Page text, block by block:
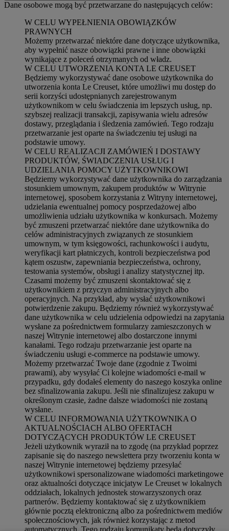
Dane osobowe mogą być przetwarzane do następujących celów:
W CELU WYPEŁNIENIA OBOWIĄZKÓW
PRAWNYCH
Możemy przetwarzać niektóre dane dotyczące użytkownika,
aby wypełnić nasze obowiązki prawne i inne obowiązki
wynikające z poleceń otrzymanych od władz.
W CELU UTWORZENIA KONTA LE CREUSET
Będziemy wykorzystywać dane osobowe użytkownika do
utworzenia konta Le Creuset, które umożliwi mu dostęp do
serii korzyści udostępnianych zarejestrowanym
użytkownikom w celu świadczenia im lepszych usług, np.
szybszej realizacji transakcji, zapisywania wielu adresów
dostawy, przeglądania i śledzenia zamówień. Tego rodzaju
przetwarzanie jest oparte na świadczeniu tej usługi na
podstawie umowy.
W CELU REALIZACJI ZAMÓWIEŃ I DOSTAWY
PRODUKTÓW, ŚWIADCZENIA USŁUG I
UDZIELANIA POMOCY UŻYTKOWNIKOWI
Będziemy wykorzystywać dane użytkownika do zarządzania
stosunkiem umownym, zakupem produktów w Witrynie
internetowej, sposobem korzystania z Witryny internetowej,
udzielania ewentualnej pomocy posprzedażowej albo
umożliwienia udziału użytkownika w konkursach. Możemy
być zmuszeni przetwarzać niektóre dane użytkownika do
celów administracyjnych związanych ze stosunkiem
umownym, w tym księgowości, rachunkowości i audytu,
weryfikacji kart płatniczych, kontroli bezpieczeństwa pod
kątem oszustw, zapewniania bezpieczeństwa, ochrony,
testowania systemów, obsługi i analizy statystycznej itp.
Czasami możemy być zmuszeni skontaktować się z
użytkownikiem z przyczyn administracyjnych albo
operacyjnych. Na przykład, aby wysłać użytkownikowi
potwierdzenie zakupu. Będziemy również wykorzystywać
dane użytkownika w celu udzielenia odpowiedzi na zapytania
wysłane za pośrednictwem formularzy zamieszczonych w
naszej Witrynie internetowej albo dostarczone innymi
kanałami. Tego rodzaju przetwarzanie jest oparte na
świadczeniu usługi e-commerce na podstawie umowy.
Możemy przetwarzać Twoje dane (zgodnie z Twoimi
prawami), aby wysyłać Ci kolejne wiadomości e-mail w
przypadku, gdy dodałeś elementy do naszego koszyka online
bez sfinalizowania zakupu. Jeśli nie sfinalizujesz zakupu w
określonym czasie, żadne dalsze wiadomości nie zostaną
wysłane.
W CELU INFORMOWANIA UŻYTKOWNIKA O
AKTUALNOŚCIACH ALBO OFERTACH
DOTYCZĄCYCH PRODUKTÓW LE CREUSET
Jeżeli użytkownik wyraził na to zgodę (na przykład poprzez
zapisanie się do naszego newslettera przy tworzeniu konta w
naszej Witrynie internetowej będziemy przesyłać
użytkownikowi spersonalizowane wiadomości marketingowe
oraz aktualności dotyczące inicjatyw Le Creuset w lokalnych
oddziałach, lokalnych jednostek stowarzyszonych oraz
partnerów. Będziemy kontaktować się z użytkownikiem
głównie pocztą elektroniczną albo za pośrednictwem mediów
społecznościowych, jak również korzystając z metod